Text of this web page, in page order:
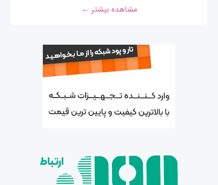
مشاهده بیشتر ←